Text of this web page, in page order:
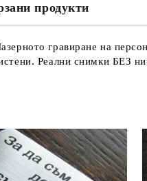
продукти
гравиране на
Реални снимки БЕЗ